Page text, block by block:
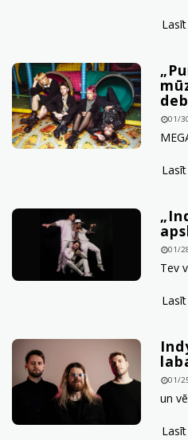
01/
01/
Tev
01/
un